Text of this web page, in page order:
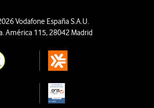
Vodafone España S.A.U.
América 115, 28042 Madrid